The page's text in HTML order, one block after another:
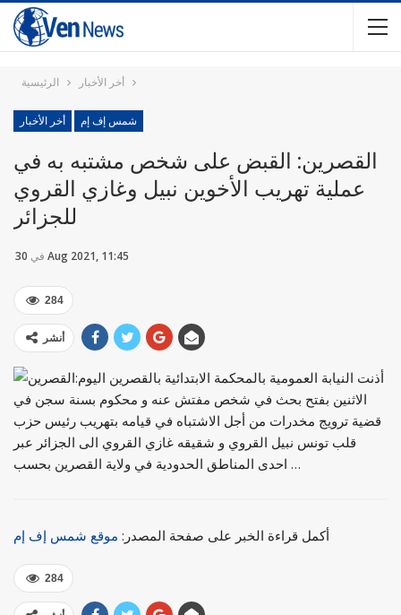
الرئيسية أخر الأخبار
أخر الأخبار شمس إف إم
القصرين: القبض على شخص مشتبه به في
عملية تهريب الأخوين نبيل وغازي القروي
للجزائر
في 30 Aug 2021, 11:45
284
أنشر
أذنت النيابة العمومية بالمحكمة الابتدائية بالقصرين اليوم
الاثنين بفتح بحث في شخص مفتش عنه و محكوم بسنة سجن في
قضية ترويج مخدرات من أجل الاشتباه في قيامه بتهريب رئيس حزب
قلب تونس نبيل القروي و شقيقه غازي القروي الى الجزائر عبر
احدى المناطق الحدودية في ولاية القصرين بحسب …
أكمل قراءة الخبر على صفحة المصدر: موقع شمس إف إم
284